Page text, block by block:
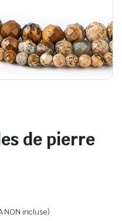
de pierre
NON incluse)